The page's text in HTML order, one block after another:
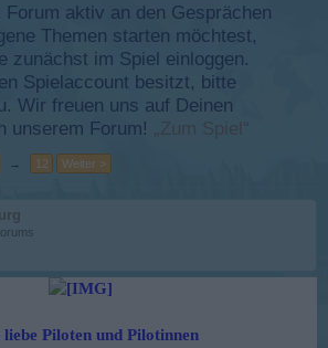
aktiv an den Gesprächen
Themen starten möchtest,
zunächst im Spiel einloggen.
Spielaccount besitzt, bitte
Wir freuen uns auf Deinen
unserem Forum! „Zum Spiel“
→ 12 Weiter >
Piloten und Pilotinnen